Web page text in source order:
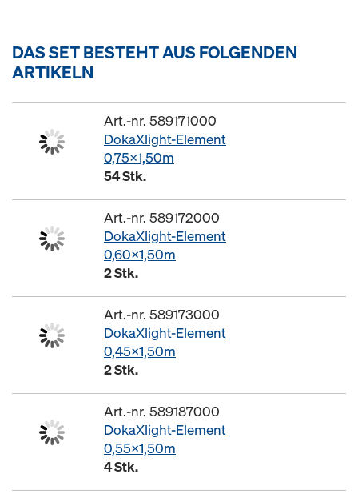
DAS SET BESTEHT AUS FOLGENDEN
ARTIKELN
Art.-nr. 589171000
DokaXlight-Element
0,75x1,50m
54 Stk.
Art.-nr. 589172000
DokaXlight-Element
0,60x1,50m
2 Stk.
Art.-nr. 589173000
DokaXlight-Element
0,45x1,50m
2 Stk.
Art.-nr. 589187000
DokaXlight-Element
0,55x1,50m
4 Stk.